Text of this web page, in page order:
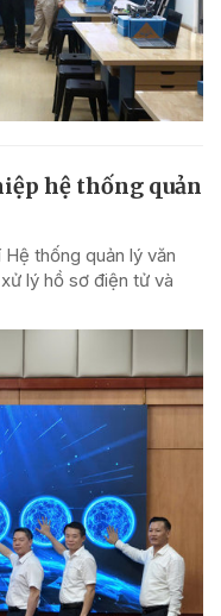
hệ thống quản
thống quản lý văn
lý hồ sơ điện tử và